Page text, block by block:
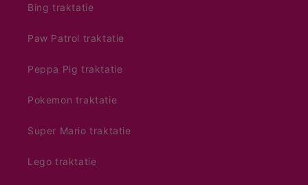
Bing traktatie
Paw Patrol traktatie
Peppa Pig traktatie
Pokemon traktatie
Super Mario traktatie
Lego traktatie